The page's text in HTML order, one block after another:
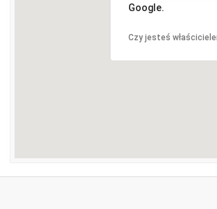
Google.
Czy jesteś